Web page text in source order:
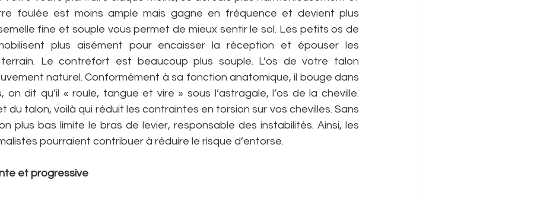
foulée est moins ample mais gagne en fréquence et devient plus
fine et souple vous permet de mieux sentir le sol. Les petits os de
plus aisément pour encaisser la réception et épouser les
Le contrefort est beaucoup plus souple. L’os de votre talon
naturel. Conformément à sa fonction anatomique, il bouge dans
on dit qu’il « roule, tangue et vire » sous l’astragale, l’os de la cheville.
du talon, voilà qui réduit les contraintes en torsion sur vos chevilles. Sans
plus bas limite le bras de levier, responsable des instabilités. Ainsi, les
pourraient contribuer à réduire le risque d’entorse.
et progressive